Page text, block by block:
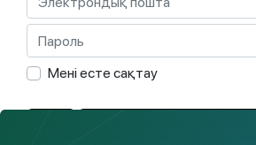
Мені есте сақтау